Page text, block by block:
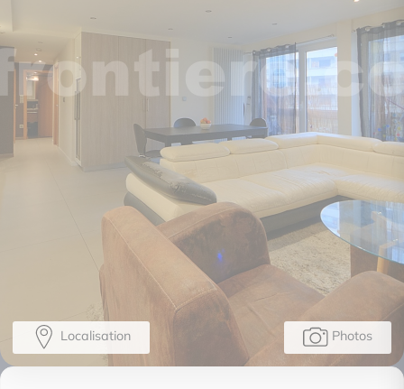
Photos
Localisation